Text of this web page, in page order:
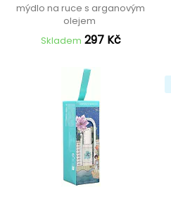
mýdlo na ruce s arganovým
olejem
Skladem 297 Kč